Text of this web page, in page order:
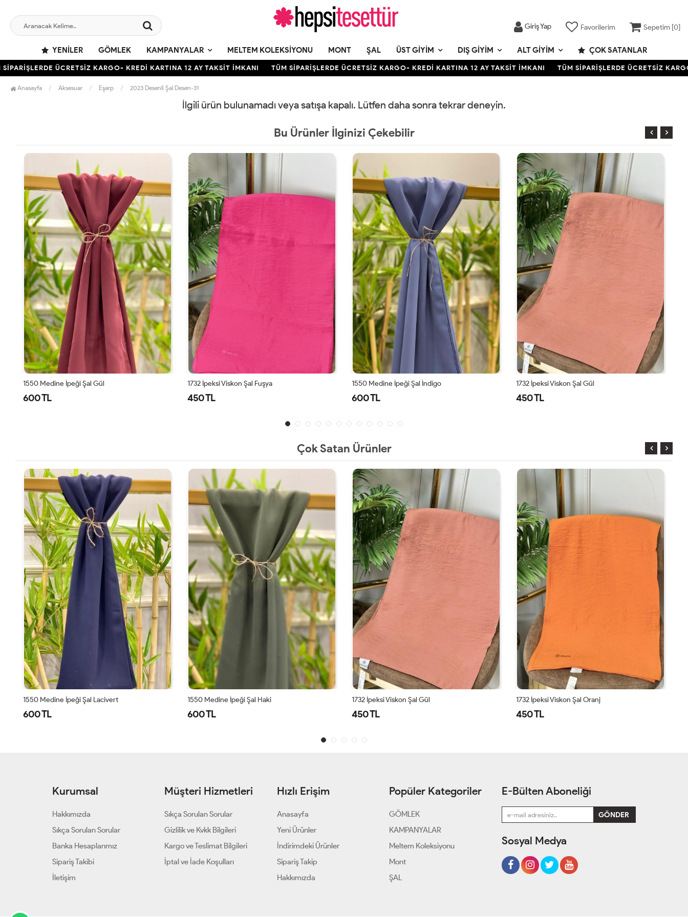
Giriş Yap Favorilerim Sepetim [0]
YENILER GÖMLEK KAMPANYALAR MELTEM KOLEKSIYONU MONT ŞAL ÜST GIYIM DIŞ GIYIM ALT GIYIM ÇOK SATANLAR
ÜCRETSİZ KARGO- KREDİ KARTINA 12 AY TAKSİT İMKANI TÜM SİPARİŞLERDE ÜCRETSİZ KARGO- KREDİ KARTINA 12 AY TAKSİT İMKANI TÜM SİPARİŞLERDE ÜCRETSİZ KARGO-
Anasayfa Aksesuar Eşarp 2023 Desenli Şal Desen-31
İlgili ürün bulunamadı veya satışa kapalı. Lütfen daha sonra tekrar deneyin.
Bu Ürünler İlginizi Çekebilir
1550 Medine İpeği Şal Gül
600 TL
1732 İpeksi Viskon Şal Fuşya
450 TL
1550 Medine İpeği Şal İndigo
600 TL
1732 İpeksi Viskon Şal Gül
450 TL
Çok Satan Ürünler
1550 Medine İpeği Şal Lacivert
600 TL
1550 Medine İpeği Şal Haki
600 TL
1732 İpeksi Viskon Şal Gül
450 TL
1732 İpeksi Viskon Şal Oranj
450 TL
Kurumsal
Hakkımızda
Sıkça Sorulan Sorular
Banka Hesaplarımız
Sipariş Takibi
İletişim
Müşteri Hizmetleri
Sıkça Sorulan Sorular
Gizlilik ve Kvkk Bilgileri
Kargo ve Teslimat Bilgileri
İptal ve İade Koşulları
Hızlı Erişim
Anasayfa
Yeni Ürünler
İndirimdeki Ürünler
Sipariş Takip
Hakkımızda
Popüler Kategoriler
GÖMLEK
KAMPANYALAR
Meltem Koleksiyonu
Mont
ŞAL
E-Bülten Aboneliği
Sosyal Medya